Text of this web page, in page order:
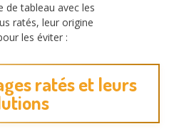
de tableau avec les
ratés, leur origine
les éviter :
ratés et leurs